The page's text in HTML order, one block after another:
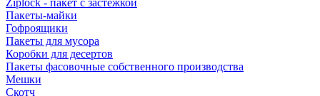
Ziplock - пакет с застежкой
Пакеты-майки
Гофроящики
Пакеты для мусора
Коробки для десертов
Пакеты фасовочные собственного производства
Мешки
Скотч